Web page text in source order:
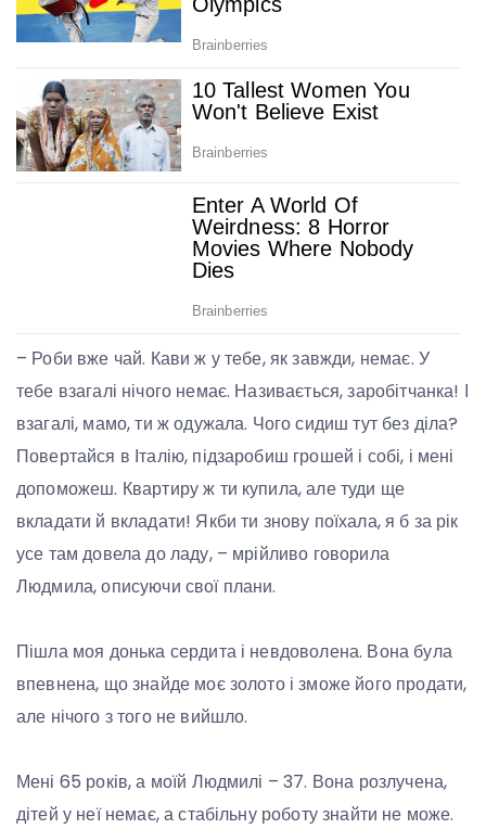
– Роби вже чай. Кави ж у тебе, як завжди, немає. У
тебе взагалі нічого немає. Називається, заробітчанка! І
взагалі, мамо, ти ж одужала. Чого сидиш тут без діла?
Повертайся в Італію, підзаробиш грошей і собі, і мені
допоможеш. Квартиру ж ти купила, але туди ще
вкладати й вкладати! Якби ти знову поїхала, я б за рік
усе там довела до ладу, – мрійливо говорила
Людмила, описуючи свої плани.
Пішла моя донька сердита і невдоволена. Вона була
впевнена, що знайде моє золото і зможе його продати,
але нічого з того не вийшло.
Мені 65 років, а моїй Людмилі – 37. Вона розлучена,
дітей у неї немає, а стабільну роботу знайти не може.